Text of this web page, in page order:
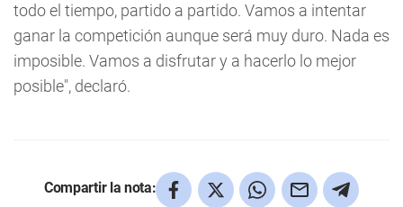
todo el tiempo, partido a partido. Vamos a intentar
ganar la competición aunque será muy duro. Nada es
imposible. Vamos a disfrutar y a hacerlo lo mejor
posible", declaró.
Compartir la nota: